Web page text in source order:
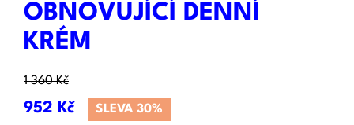
OBNOVUJÍCÍ DENNÍ
KRÉM
1 360 Kč
952 Kč SLEVA 30%